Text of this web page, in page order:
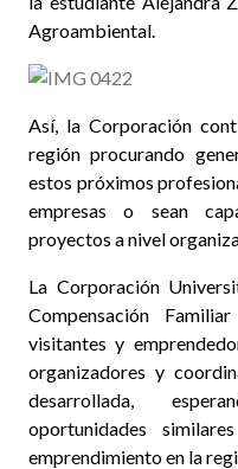
Agroambiental.
Así, la Corporación
región procurando
estos próximos
empresas o sean
proyectos a nivel
La Corporación
Compensación
visitantes y
organizadores y
desarrollada,
oportunidades
emprendimiento en la